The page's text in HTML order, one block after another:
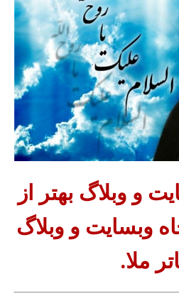
و وبلاگ بهتر از
وبسایت و وبلاگ
ملا.